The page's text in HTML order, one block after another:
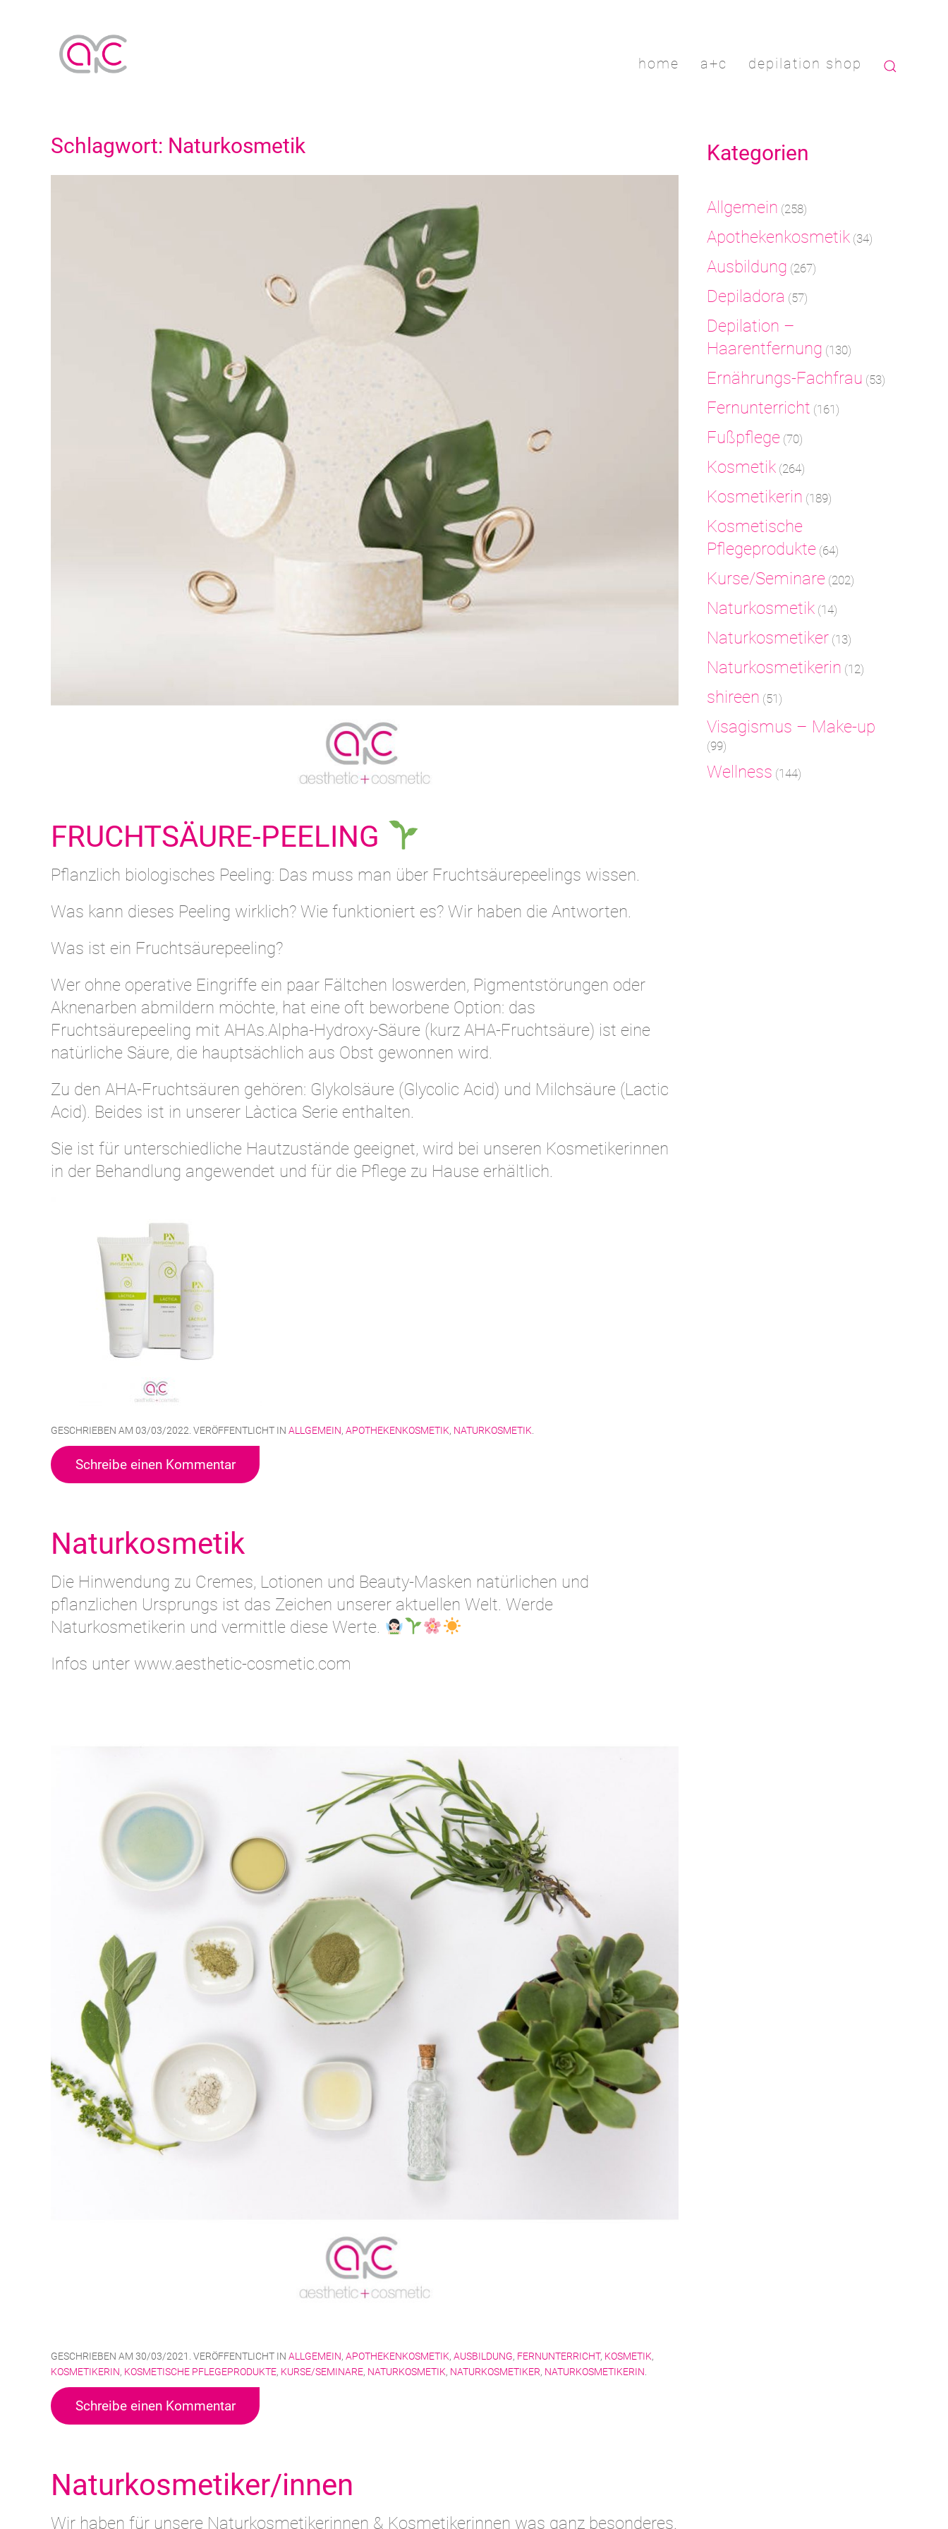
home a+c depilation shop
Schlagwort: Naturkosmetik
FRUCHTSÄURE-PEELING
Pflanzlich biologisches Peeling: Das muss man über Fruchtsäurepeelings wissen.
Was kann dieses Peeling wirklich? Wie funktioniert es? Wir haben die Antworten.
Was ist ein Fruchtsäurepeeling?
Wer ohne operative Eingriffe ein paar Fältchen loswerden, Pigmentstörungen oder
Aknenarben abmildern möchte, hat eine oft beworbene Option: das
Fruchtsäurepeeling mit AHAs.Alpha-Hydroxy-Säure (kurz AHA-Fruchtsäure) ist eine
natürliche Säure, die hauptsächlich aus Obst gewonnen wird.
Zu den AHA-Fruchtsäuren gehören: Glykolsäure (Glycolic Acid) und Milchsäure (Lactic
Acid). Beides ist in unserer Làctica Serie enthalten.
Sie ist für unterschiedliche Hautzustände geeignet, wird bei unseren Kosmetikerinnen
in der Behandlung angewendet und für die Pflege zu Hause erhältlich.
GESCHRIEBEN AM 03/03/2022 . VERÖFFENTLICHT IN ALLGEMEIN, APOTHEKENKOSMETIK, NATURKOSMETIK
Schreibe einen Kommentar
Naturkosmetik
Die Hinwendung zu Cremes, Lotionen und Beauty-Masken natürlichen und
pflanzlichen Ursprungs ist das Zeichen unserer aktuellen Welt. Werde
Naturkosmetikerin und vermittle diese Werte.
Infos unter www.aesthetic-cosmetic.com
GESCHRIEBEN AM 30/03/2021 . VERÖFFENTLICHT IN ALLGEMEIN, APOTHEKENKOSMETIK, AUSBILDUNG, FERNUNTERRICHT, KOSMETIK,
KOSMETIKERIN, KOSMETISCHE PFLEGEPRODUKTE, KURSE/SEMINARE, NATURKOSMETIK, NATURKOSMETIKER, NATURKOSMETIKERIN
Schreibe einen Kommentar
Naturkosmetiker/innen
Wir haben für unsere Naturkosmetikerinnen & Kosmetikerinnen was ganz besonderes.
Kategorien
Allgemein (258)
Apothekenkosmetik (34)
Ausbildung (267)
Depiladora (57)
Depilation –
Haarentfernung (130)
Ernährungs-Fachfrau (53)
Fernunterricht (161)
Fußpflege (70)
Kosmetik (264)
Kosmetikerin (189)
Kosmetische
Pflegeprodukte (64)
Kurse/Seminare (202)
Naturkosmetik (14)
Naturkosmetiker (13)
Naturkosmetikerin (12)
shireen (51)
Visagismus – Make-up
(99)
Wellness (144)